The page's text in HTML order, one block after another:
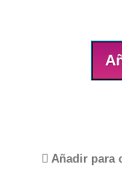
Añadir para